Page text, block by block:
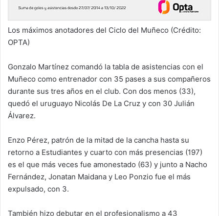
Los máximos anotadores del Ciclo del Muñeco (Crédito:
OPTA)
Gonzalo Martínez comandó la tabla de asistencias con el
Muñeco como entrenador con 35 pases a sus compañeros
durante sus tres años en el club. Con dos menos (33),
quedó el uruguayo Nicolás De La Cruz y con 30 Julián
Álvarez.
Enzo Pérez, patrón de la mitad de la cancha hasta su
retorno a Estudiantes y cuarto con más presencias (197)
es el que más veces fue amonestado (63) y junto a Nacho
Fernández, Jonatan Maidana y Leo Ponzio fue el más
expulsado, con 3.
También hizo debutar en el profesionalismo a 43